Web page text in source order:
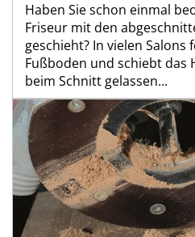
Haben Sie schon einmal
Friseur mit den
geschieht? In vielen
Fußboden und schiebt das
beim Schnitt gelassen...